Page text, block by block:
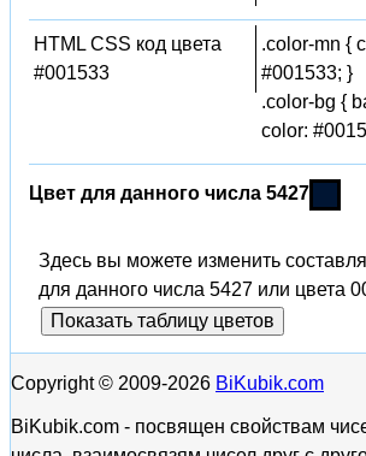
HTML CSS код цвета
#001533
.color-mn {
#001533; }
.color-bg {
color:
Цвет для данного числа 5427
Здесь вы можете изменить
для данного числа 5427 или цвета
Показать таблицу цветов
Copyright © 2009-2026 BiKubik.com
BiKubik.com - посвящен свойствам